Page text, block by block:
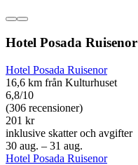
Hotel Posada Ruisenor
Hotel Posada Ruisenor
16,6 km från Kulturhuset
6,8/10
(306 recensioner)
201 kr
inklusive skatter och avgifter
30 aug. – 31 aug.
Hotel Posada Ruisenor